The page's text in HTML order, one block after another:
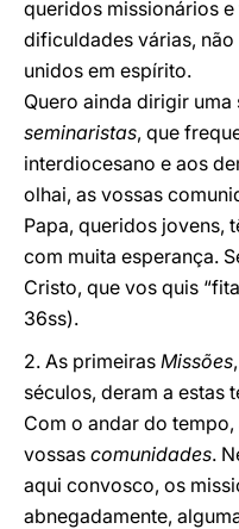
queridos missionários
dificuldades várias,
unidos em espírito.
Quero ainda dirigir
seminaristas, que
interdiocesano e aos
olhai, as vossas
Papa, queridos jovens,
com muita esperança.
Cristo, que vos quis
36ss).
2. As primeiras Missões
séculos, deram a estas
Com o andar do
vossas comunidades.
aqui convosco, os
abnegadamente,